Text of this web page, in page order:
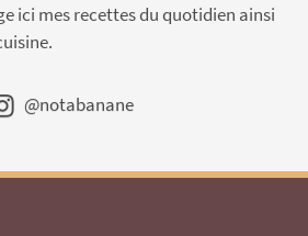
ici mes recettes du quotidien ainsi
@notabanane